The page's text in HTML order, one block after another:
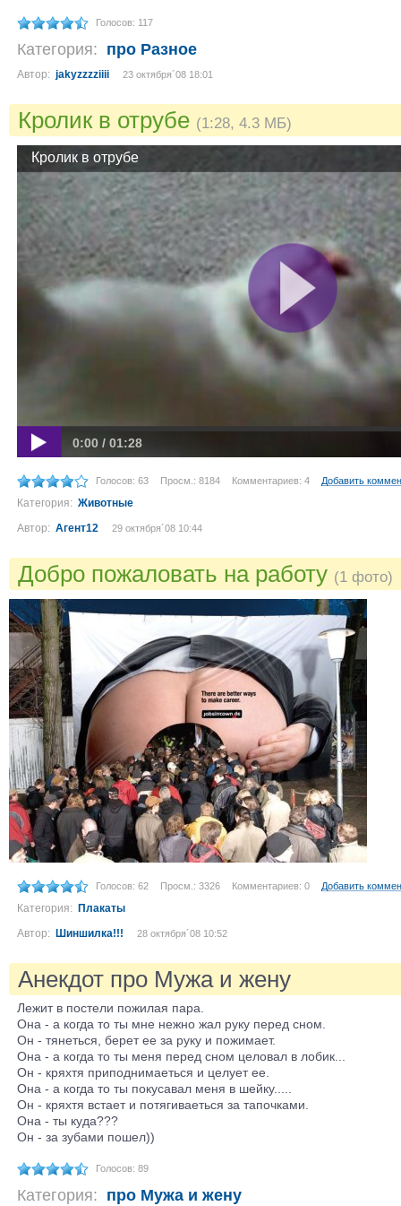
Голосов: 117
Категория: про Разное
Автор: jakyzzzziiii 23 октября´08 18:01
Кролик в отрубе (1:28, 4.3 МБ)
Кролик в отрубе
0:00 / 01:28
Голосов: 63 Просм.: 8184 Комментариев: 4 Добавить
Категория: Животные
Автор: Агент12 29 октября´08 10:44
Добро пожаловать на работу (1 фото)
Голосов: 62 Просм.: 3326 Комментариев: 0 Добавить
Категория: Плакаты
Автор: Шиншилка!!! 28 октября´08 10:52
Анекдот про Мужа и жену
Лежит в постели пожилая пара.
Она - а когда то ты мне нежно жал руку перед сном.
Он - тянеться, берет ее за руку и пожимает.
Она - а когда то ты меня перед сном целовал в лобик...
Он - кряхтя приподнимаеться и целует ее.
Она - а когда то ты покусавал меня в шейку.....
Он - кряхтя встает и потягиваеться за тапочками.
Она - ты куда???
Он - за зубами пошел))
Голосов: 89
Категория: про Мужа и жену